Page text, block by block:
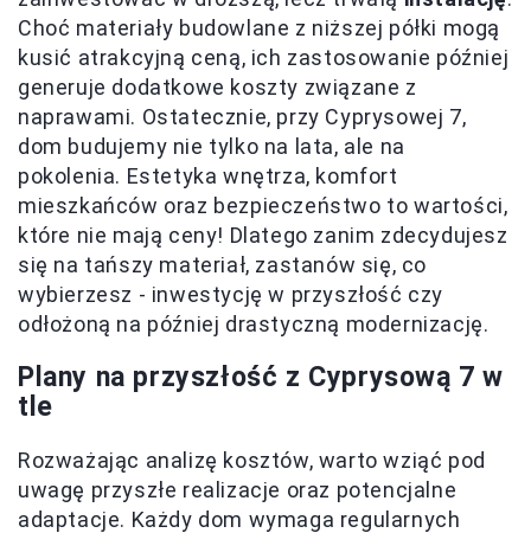
Choć materiały budowlane z niższej półki mogą
kusić atrakcyjną ceną, ich zastosowanie później
generuje dodatkowe koszty związane z
naprawami. Ostatecznie, przy Cyprysowej 7,
dom budujemy nie tylko na lata, ale na
pokolenia. Estetyka wnętrza, komfort
mieszkańców oraz bezpieczeństwo to wartości,
które nie mają ceny! Dlatego zanim zdecydujesz
się na tańszy materiał, zastanów się, co
wybierzesz - inwestycję w przyszłość czy
odłożoną na później drastyczną modernizację.
Plany na przyszłość z Cyprysową 7 w
tle
Rozważając analizę kosztów, warto wziąć pod
uwagę przyszłe realizacje oraz potencjalne
adaptacje. Każdy dom wymaga regularnych